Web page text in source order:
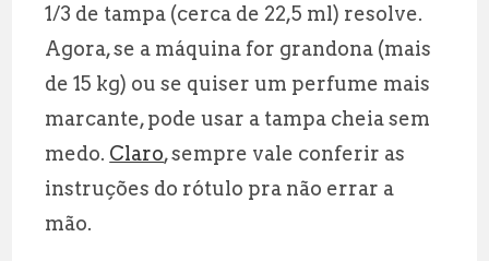
1/3 de tampa (cerca de 22,5 ml) resolve.
Agora, se a máquina for grandona (mais
de 15 kg) ou se quiser um perfume mais
marcante, pode usar a tampa cheia sem
medo. Claro, sempre vale conferir as
instruções do rótulo pra não errar a
mão.